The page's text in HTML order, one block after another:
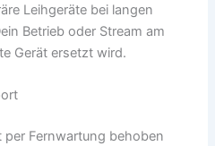
Leihgeräte bei langen
Betrieb oder Stream am
Gerät ersetzt wird.
Fernwartung behoben